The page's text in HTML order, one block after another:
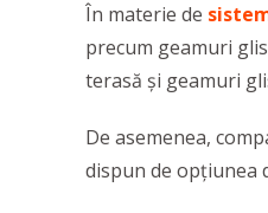
În materie de
precum geamuri
terasă și geamuri
De asemenea,
dispun de opţiunea